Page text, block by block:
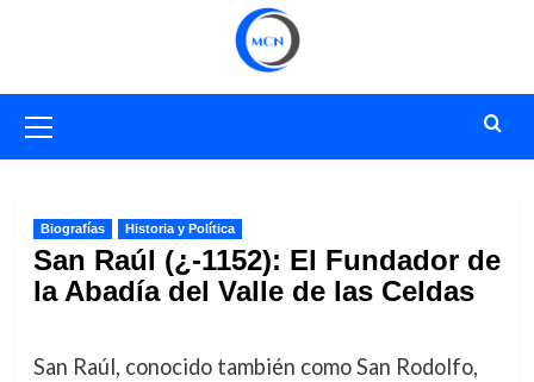
primario
Biografías Historia y Política
San Raúl (¿-1152): El Fundador de
la Abadía del Valle de las Celdas
San Raúl, conocido también como San Rodolfo,